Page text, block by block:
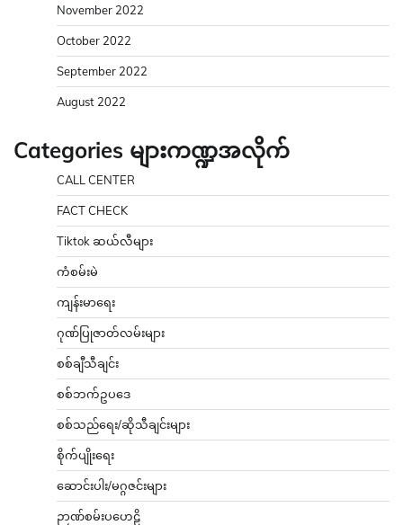
November 2022
October 2022
September 2022
August 2022
Categories များကဏ္ဍအလိုက်
CALL CENTER
FACT CHECK
Tiktok ဆယ်လီများ
ကံစမ်းမဲ
ကျန်းမာရေး
ဂုဏ်ပြုဇာတ်လမ်းများ
စစ်ချီသီချင်း
စစ်ဘက်ဥပဒေ
စစ်သည်ရေး/ဆိုသီချင်းများ
စိုက်ပျိုးရေး
ဆောင်းပါး/မဂ္ဂဇင်းများ
ဉာဏ်စမ်းပဟေဠိ